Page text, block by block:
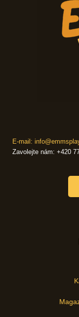
E-mail:
Zavolejte nám: +420